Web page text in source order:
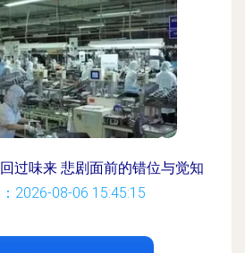
过味来 悲剧面前的错位与觉知
2026-08-06 15:45:15